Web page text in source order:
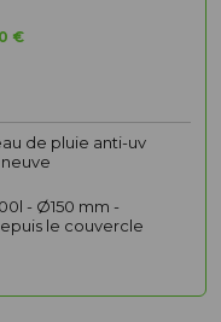
€
de pluie anti-uv
- Ø150 mm -
le couvercle